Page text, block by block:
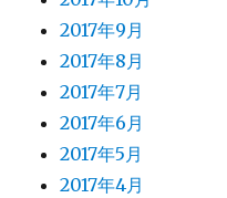
2017年9月
2017年8月
2017年7月
2017年6月
2017年5月
2017年4月